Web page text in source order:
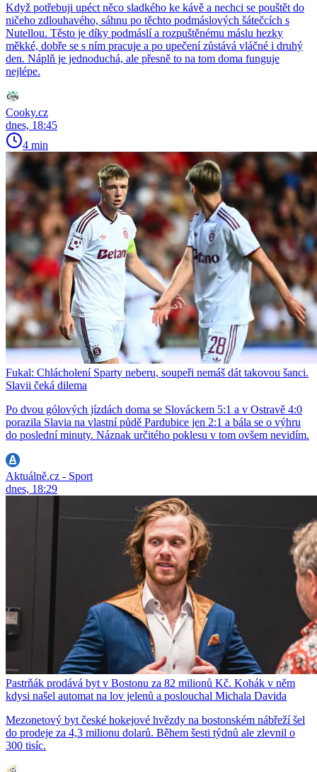
Když potřebuji upéct něco sladkého ke kávě a nechci se pouštět do
ničeho zdlouhavého, sáhnu po těchto podmáslových šátečcích s
Nutellou. Těsto je díky podmáslí a rozpuštěnému máslu hezky
měkké, dobře se s ním pracuje a po upečení zůstává vláčné i druhý
den. Náplň je jednoduchá, ale přesně to na tom doma funguje
nejlépe.
Cooky.cz
dnes, 18:45
4 min
Fukal: Chlácholení Sparty neberu, soupeři nemáš dát takovou šanci.
Slavii čeká dilema
Po dvou gólových jízdách doma se Slováckem 5:1 a v Ostravě 4:0
porazila Slavia na vlastní půdě Pardubice jen 2:1 a bála se o výhru
do poslední minuty. Náznak určitého poklesu v tom ovšem nevidím.
Aktuálně.cz - Sport
dnes, 18:29
Pastrňák prodává byt v Bostonu za 82 milionů Kč. Kohák v něm
kdysi našel automat na lov jelenů a poslouchal Michala Davida
Mezonetový byt české hokejové hvězdy na bostonském nábřeží šel
do prodeje za 4,3 milionu dolarů. Během šesti týdnů ale zlevnil o
300 tisíc.